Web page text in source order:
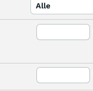
Alle